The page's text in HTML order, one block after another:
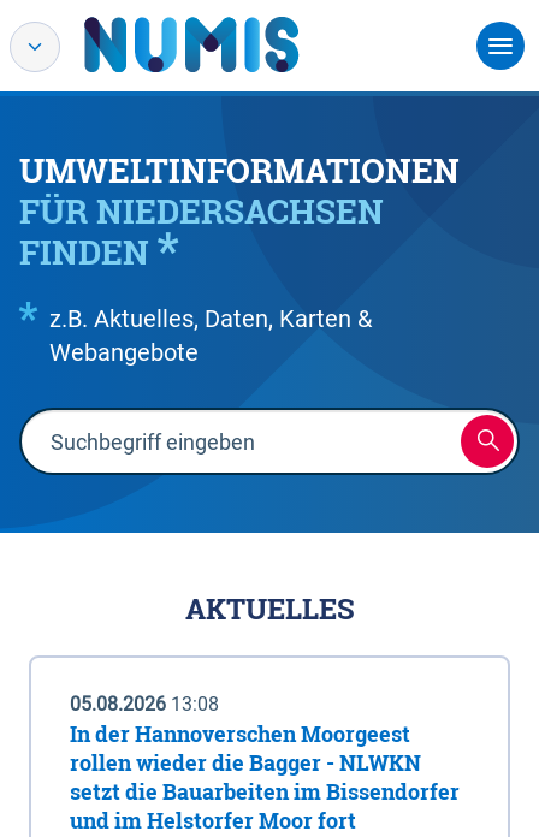
UMWELTINFORMATIONEN
FÜR NIEDERSACHSEN
FINDEN
z.B. Aktuelles, Daten, Karten &
Webangebote
AKTUELLES
05.08.2026 13:08
In der Hannoverschen Moorgeest
rollen wieder die Bagger - NLWKN
setzt die Bauarbeiten im Bissendorfer
und im Helstorfer Moor fort